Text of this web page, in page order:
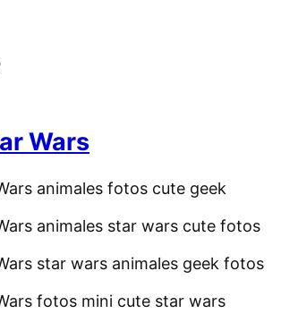
Wars